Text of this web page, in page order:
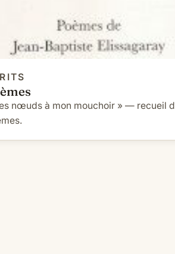
nœuds à mon mouchoir » — recueil